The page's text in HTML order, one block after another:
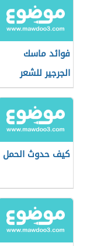
فوائد ماسك
الجرجير للشعر
كيف حدوث الحمل